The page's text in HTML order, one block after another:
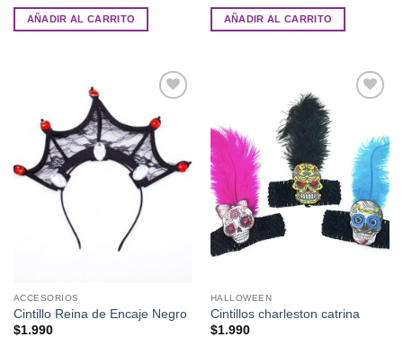
AÑADIR AL CARRITO AÑADIR AL CARRITO
a la
lista de
deseos
ACCESORIOS
Cintillo Reina de Encaje Negro
$1.990
lista de
deseos
HALLOWEEN
Cintillos charleston catrina
$1.990